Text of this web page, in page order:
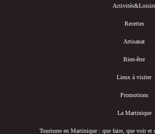
Activités&Loisirs
Recettes
Artisanat
Bien-être
Lieux à visiter
Promotions
La Martinique
Tourisme en Martinique : que faire, que voir et